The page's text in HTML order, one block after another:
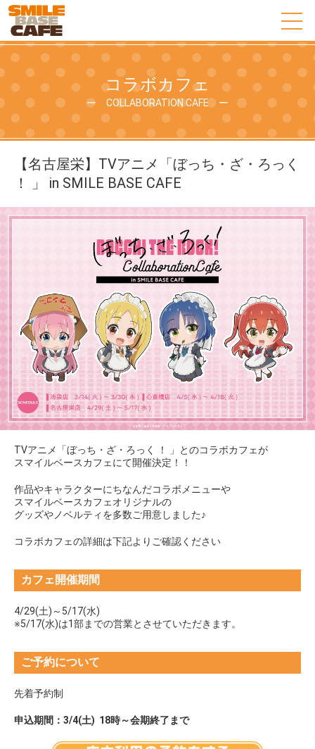
コラボカフェ
ー COLLABORATION CAFE ー
【名古屋栄】TVアニメ「ぼっち・ざ・ろっく
！ 」 in SMILE BASE CAFE
TVアニメ「ぼっち・ざ・ろっく ！ 」とのコラボカフェが
スマイルベースカフェにて開催決定！！
作品やキャラクターにちなんだコラボメニューや
スマイルベースカフェオリジナルの
グッズやノベルティを多数ご用意しました♪
コラボカフェの詳細は下記よりご確認ください
カフェ開催期間
4/29(土)～5/17(水)
※5/17(水)は1部までの営業とさせていただきます。
ご予約について
先着予約制
申込期間：3/4(土) 18時～会期終了まで